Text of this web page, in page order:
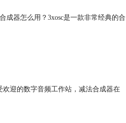
成器怎么用？3xosc是一款非常经典的合
迎的数字音频工作站，减法合成器在